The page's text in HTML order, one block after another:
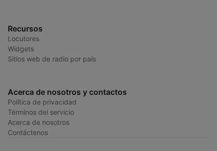
Recursos
Locutores
Widgets
Sitios web de radio por país
Acerca de nosotros y contactos
Política de privacidad
Términos del servicio
Acerca de nosotros
Contáctenos